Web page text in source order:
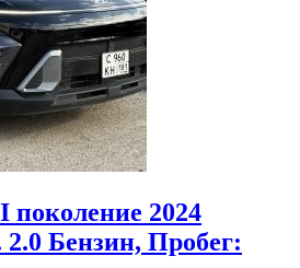
2024
Бензин, Пробег: